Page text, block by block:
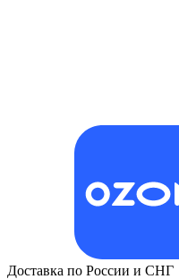
Доставка по России и СНГ